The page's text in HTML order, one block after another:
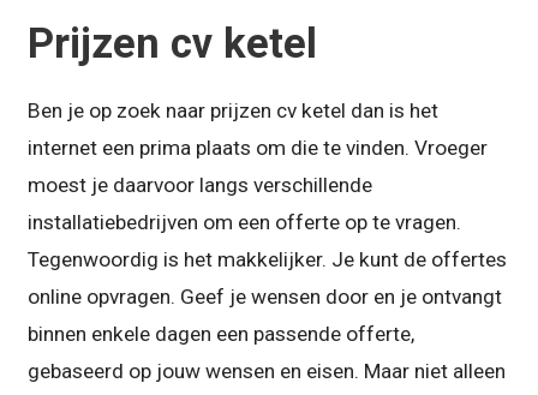
Prijzen cv ketel
Ben je op zoek naar prijzen cv ketel dan is het
internet een prima plaats om die te vinden. Vroeger
moest je daarvoor langs verschillende
installatiebedrijven om een offerte op te vragen.
Tegenwoordig is het makkelijker. Je kunt de offertes
online opvragen. Geef je wensen door en je ontvangt
binnen enkele dagen een passende offerte,
gebaseerd op jouw wensen en eisen. Maar niet alleen